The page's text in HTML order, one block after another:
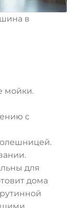
в
мойки.
с
для
дома